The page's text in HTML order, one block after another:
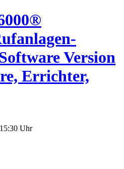
Version
Errichter,
Uhr